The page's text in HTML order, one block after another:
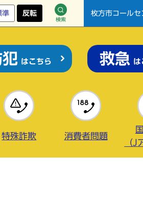
準 反転
検索
枚方市コールセ
犯 はこちら 救急 は
特殊詐欺 消費者問題
（J